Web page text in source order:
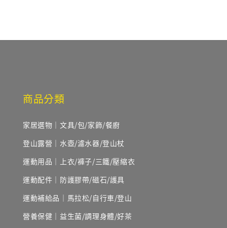
商品分類
家居選物｜文具/包/家飾/餐廚
登山露營｜水壺/濾水器/登山杖
運動用品｜上衣/褲子/三鐵/壓縮衣
運動配件｜防護膠帶/磁石/護具
運動補給品｜馬拉松/自行車/登山
營養保健｜益生菌/調理身體/好茶